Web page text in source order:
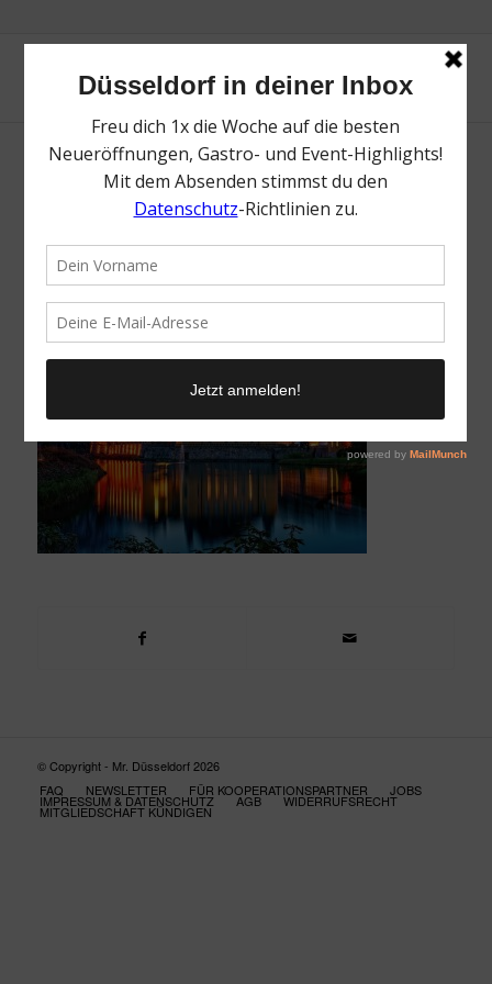
Weihnachtsmarkt Schloss Dyck | Top
Düsseldorf | Foto: Pixabay
© Copyright - Mr. Düsseldorf 2026
FAQ
NEWSLETTER FÜR KOOPERATIONSPARTNER JOBS
IMPRESSUM & DATENSCHUTZ AGB WIDERRUFSRECHT
MITGLIEDSCHAFT KÜNDIGEN